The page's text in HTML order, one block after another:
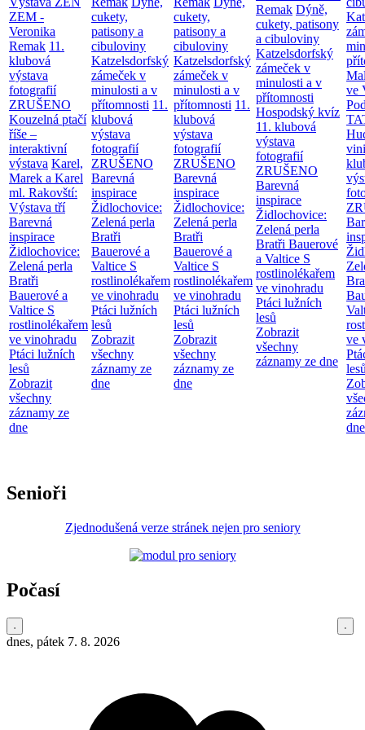
ZEM -
Veronika
Remak 11.
klubová
výstava
fotografií
ZRUŠENO
Kouzelná ptačí
říše –
interaktivní
výstava Karel,
Marek a Karel
ml. Rakovští:
Výstava tří
Barevná
inspirace
Židlochovice:
Zelená perla
Bratři
Bauerové a
Valtice S
rostlinolékařem
ve vinohradu
Ptáci lužních
lesů
Zobrazit
všechny
záznamy ze
dne
cukety,
patisony a
cibuloviny
Katzelsdorfský
zámeček v
minulosti a v
přítomnosti 11.
klubová
výstava
fotografií
ZRUŠENO
Barevná
inspirace
Židlochovice:
Zelená perla
Bratři
Bauerové a
Valtice S
rostlinolékařem
ve vinohradu
Ptáci lužních
lesů
Zobrazit
všechny
záznamy ze
dne
cukety,
patisony a
cibuloviny
Katzelsdorfský
zámeček v
minulosti a v
přítomnosti 11.
klubová
výstava
fotografií
ZRUŠENO
Barevná
inspirace
Židlochovice:
Zelená perla
Bratři
Bauerové a
Valtice S
rostlinolékařem
ve vinohradu
Ptáci lužních
lesů
Zobrazit
všechny
záznamy ze
dne
Remak Dýně,
cukety, patisony
a cibuloviny
Katzelsdorfský
zámeček v
minulosti a v
přítomnosti
Hospodský kvíz
11. klubová
výstava
fotografií
ZRUŠENO
Barevná
inspirace
Židlochovice:
Zelená perla
Bratři Bauerové
a Valtice S
rostlinolékařem
ve vinohradu
Ptáci lužních
lesů
Zobrazit
všechny
záznamy ze dne
ve
ve
dne
Senioři
Zjednodušená verze stránek nejen pro seniory
Počasí
dnes, pátek 7. 8. 2026